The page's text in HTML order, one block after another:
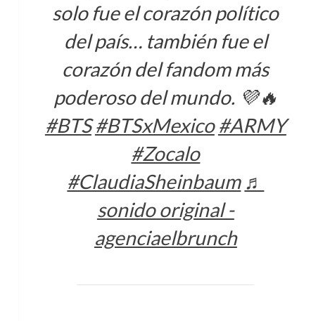
solo fue el corazón político
del país… también fue el
corazón del fandom más
poderoso del mundo. 💜🔥
#BTS #BTSxMexico #ARMY
#Zocalo
#ClaudiaSheinbaum ♬
sonido original -
agenciaelbrunch